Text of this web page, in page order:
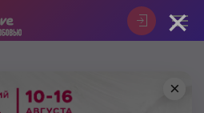
×
×